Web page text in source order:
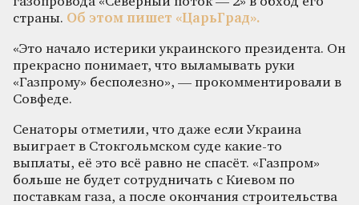
страны. Об этом пишет «ЦарьГрад».
«Это начало истерики украинского президента. Он
прекрасно понимает, что выламывать руки
«Газпрому» бесполезно», — прокомментировали в
Совфеде.
Сенаторы отметили, что даже если Украина
выиграет в Стокгольмском суде какие-то
выплаты, её это всё равно не спасёт. «Газпром»
больше не будет сотрудничать с Киевом по
поставкам газа, а после окончания строительства